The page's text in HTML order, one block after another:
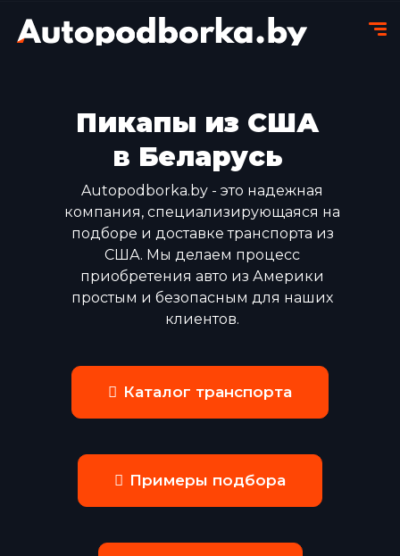
Пикапы из США
в Беларусь
Autopodborka.by - это надежная
компания, специализирующаяся на
подборе и доставке транспорта из
США. Мы делаем процесс
приобретения авто из Америки
простым и безопасным для наших
клиентов.
Каталог транспорта
Примеры подбора